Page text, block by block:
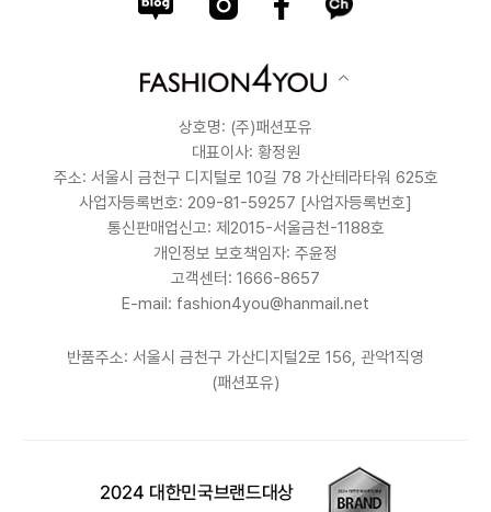
상호명: (주)패션포유
대표이사: 황정원
주소: 서울시 금천구 디지털로 10길 78 가산테라타워 625호
사업자등록번호: 209-81-59257 [사업자등록번호]
통신판매업신고: 제2015-서울금천-1188호
개인정보 보호책임자: 주윤정
고객센터: 1666-8657
E-mail: fashion4you@hanmail.net
반품주소: 서울시 금천구 가산디지털2로 156, 관악1직영
(패션포유)